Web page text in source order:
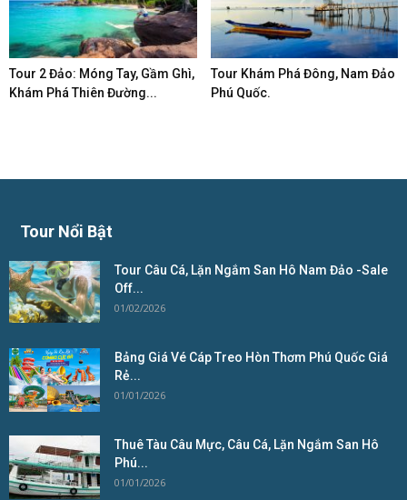
Tour 2 Đảo: Móng Tay, Gầm Ghì,
Khám Phá Thiên Đường...
Tour Khám Phá Đông, Nam Đảo
Phú Quốc.
Tour Nổi Bật
Tour Câu Cá, Lặn Ngắm San Hô Nam Đảo -Sale
Off...
01/02/2026
Bảng Giá Vé Cáp Treo Hòn Thơm Phú Quốc Giá
Rẻ...
01/01/2026
Thuê Tàu Câu Mực, Câu Cá, Lặn Ngắm San Hô
Phú...
01/01/2026